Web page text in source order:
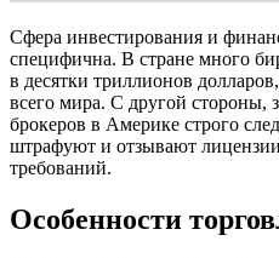
Сфера инвестирования и
специфична. В стране много
в десятки триллионов
всего мира. С другой стороны,
брокеров в Америке строго
штрафуют и отзывают
требований.
Особенности